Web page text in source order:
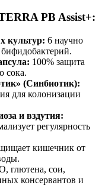
PB Assist+:
культур: 6 научно
100% защита
сока.
(Синбиотик):
для колонизации
и вздутия:
регулярность
кишечник от
глютена, сои,
консервантов и